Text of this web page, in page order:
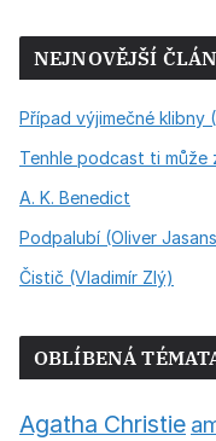
NEJNOVĚJŠÍ
Případ výjimečné klibny
Tenhle podcast ti
A. K. Benedict
Podpalubí (Oliver
Čistič (Vladimír Zlý)
OBLÍBENÁ
Agatha Christie